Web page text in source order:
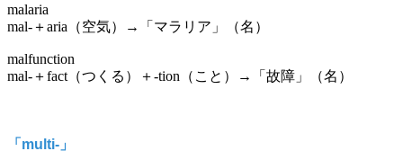
malaria
mal-＋aria（空気）→「マラリア」（名）
malfunction
mal-＋fact（つくる）＋-tion（こと）→「故障」（名）
「multi-」